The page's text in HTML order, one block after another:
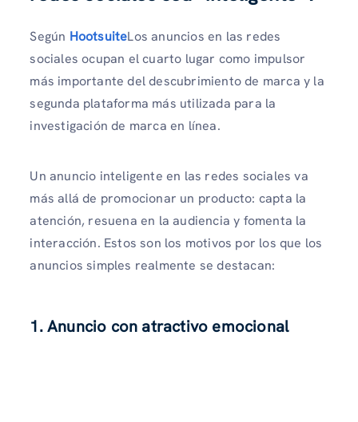
Según HootsuiteLos anuncios en las redes
sociales ocupan el cuarto lugar como impulsor
más importante del descubrimiento de marca y la
segunda plataforma más utilizada para la
investigación de marca en línea.
Un anuncio inteligente en las redes sociales va
más allá de promocionar un producto: capta la
atención, resuena en la audiencia y fomenta la
interacción. Estos son los motivos por los que los
anuncios simples realmente se destacan:
1. Anuncio con atractivo emocional